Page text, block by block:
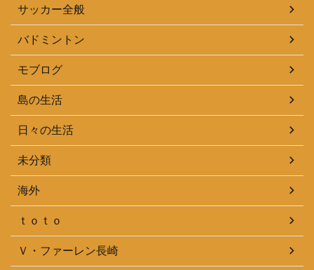
サッカー全般
バドミントン
モブログ
島の生活
日々の生活
未分類
海外
ｔｏｔｏ
Ｖ・ファーレン長崎